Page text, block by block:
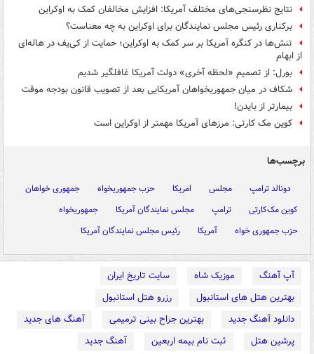
نتایج نظرسنجی‌های مختلف آمریکا: افزایش مخالفان کمک به اوکراین
برکناری رئیس مجلس نمایندگان برای اوکراین به چه معناست؟
تنش‌ها در کنگره آمریکا بر سر کمک به اوکراین؛ حمایت از کی‌یف در هاله‌ای
از ابهام
بورل: از تصمیم «لحظه آخری» دولت آمریکا غافلگیر شدیم
شکاف در میان جمهوریخواهان آمریکایی بعد از تصویب قانون بودجه موقت
بیمارتر از بایدن!
کوین مک کارتی: مرزهای آمریکا مهمتر از اوکراین است
برچسب‌ها
دونالد ترامپ مجلس امریکا حزب جمهوریخواه
جمهوری خواهان
کوین مک‌کارتی
ترامپ مجلس نمایندگان آمریکا
جمهوریخواه
حزب جمهوری خواه
آمریکا رئیس مجلس نمایندگان آمریکا
آپ آهنگ موزیک شاه
سایت تاریخ ایران
بهترین هتل های استانبول
رزرو هتل استانبول
دانلود آهنگ جدید
بهترین جراح بینی ترمیمی
آهنگ های جدید
پرشین هتل
ثبت نام بیمه اربعین
آهنگ جدید